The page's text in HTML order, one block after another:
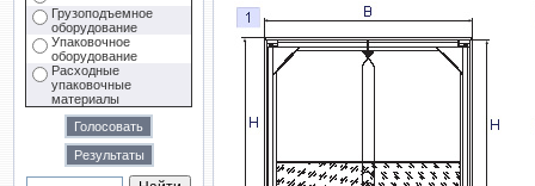
Грузоподъемное
оборудование
Упаковочное
оборудование
Расходные
упаковочные
материалы